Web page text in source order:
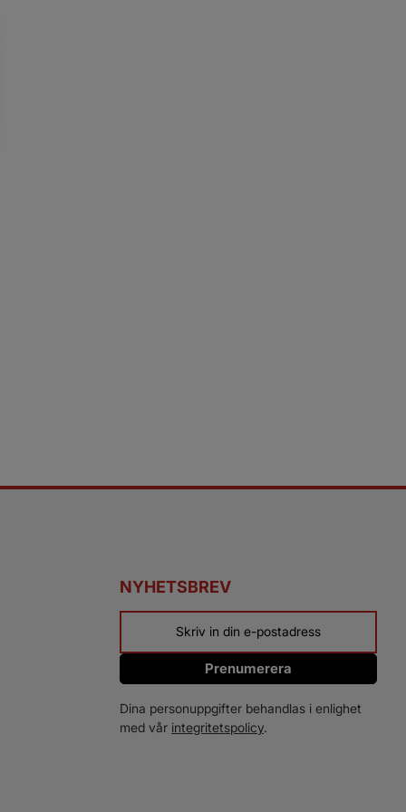
NYHETSBREV
Prenumerera
Dina personuppgifter behandlas i enlighet
med vår integritetspolicy.